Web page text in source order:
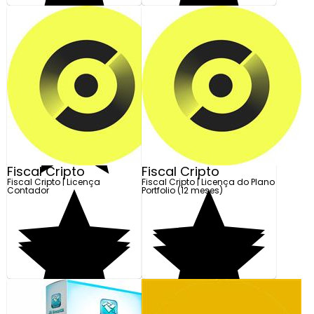
Demonstração
Preço Exclusivo para
Loja Online
R$ 2.590,00
Em até 10x de R$ 259,00
Adicionar
Fiscal Cripto
Fiscal Cripto | Licença
Contador
Fiscal Cripto
Fiscal Cripto | Licença do Plano
Portfolio (12 meses)